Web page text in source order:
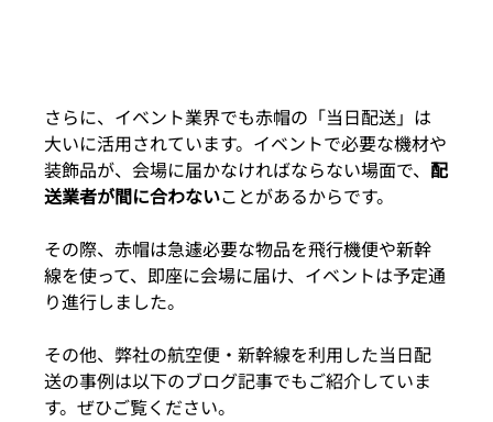
さらに、イベント業界でも赤帽の「当日配送」は
大いに活用されています。イベントで必要な機材や
装飾品が、会場に届かなければならない場面で、配
送業者が間に合わないことがあるからです。
その際、赤帽は急遽必要な物品を飛行機便や新幹
線を使って、即座に会場に届け、イベントは予定通
り進行しました。
その他、弊社の航空便・新幹線を利用した当日配
送の事例は以下のブログ記事でもご紹介していま
す。ぜひご覧ください。